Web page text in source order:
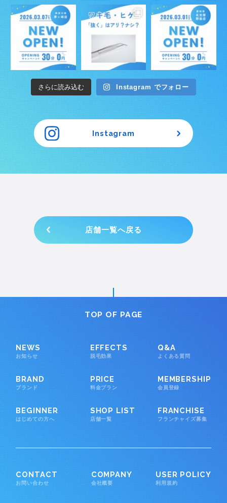
さらに読み込む Instagram でフォロー
Instagram
店舗一覧へ戻る
TOP OF PAGE
NEWS
お知らせ
BRAND
ブランド
BEGINNER
はじめての方へ
EFFECTS
脱毛効果
PRICE
料金プラン
SHOP LIST
店舗一覧
Q&A
よくある質問
MEMBERSHIP
会員登録
FRANCHISE
フランチャイズ募集
CONTACT
お問い合わせ
COMPANY
会社概要
USER POLICY
利用規約